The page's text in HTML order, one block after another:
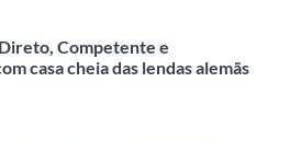
Competente e
casa cheia das lendas alemãs